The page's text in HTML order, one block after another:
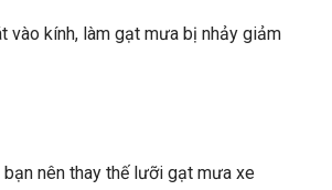
vào kính, làm gạt mưa bị nhảy giảm
bạn nên thay thế lưỡi gạt mưa xe